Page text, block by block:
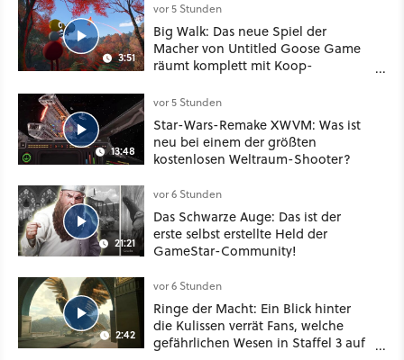
3:51
vor 5 Stunden
Big Walk: Das neue Spiel der
Macher von Untitled Goose Game
räumt komplett mit Koop-
13:48
vor 5 Stunden
Star-Wars-Remake XWVM: Was ist
neu bei einem der größten
kostenlosen Weltraum-Shooter?
21:21
vor 6 Stunden
Das Schwarze Auge: Das ist der
erste selbst erstellte Held der
GameStar-Community!
2:42
vor 6 Stunden
Ringe der Macht: Ein Blick hinter
die Kulissen verrät Fans, welche
gefährlichen Wesen in Staffel 3 auf